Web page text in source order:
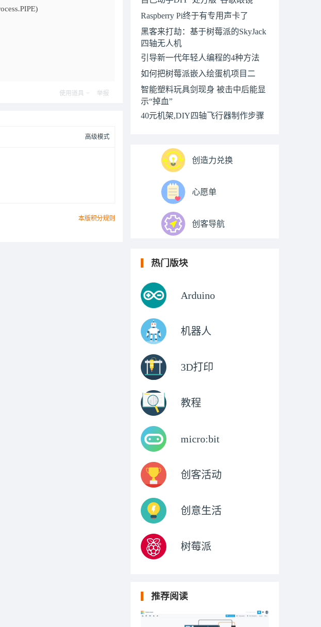
使用道具 举报
高级模式
本版积分规则
Raspberry Pi终于有专用声卡了
黑客来打劫：基于树莓派的SkyJack
四轴无人机
引导新一代年轻人编程的4种方法
如何把树莓派嵌入绘蛋机项目二
智能塑料玩具剑现身 被击中后能显
示“掉血”
40元机架,DIY四轴飞行器制作步骤
创造力兑换
心愿单
创客导航
热门版块
Arduino
机器人
3D打印
教程
micro:bit
创客活动
创意生活
树莓派
推荐阅读